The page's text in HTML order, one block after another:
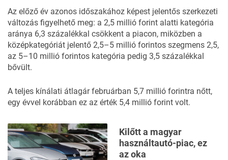
Az előző év azonos időszakához képest jelentős szerkezeti
változás figyelhető meg: a 2,5 millió forint alatti kategória
aránya 6,3 százalékkal csökkent a piacon, miközben a
középkategóriát jelentő 2,5–5 millió forintos szegmens 2,5,
az 5–10 millió forintos kategória pedig 3,5 százalékkal
bővült.
A teljes kínálati átlagár februárban 5,7 millió forintra nőtt,
egy évvel korábban ez az érték 5,4 millió forint volt.
Kilőtt a magyar
használtautó-piac, ez
az oka